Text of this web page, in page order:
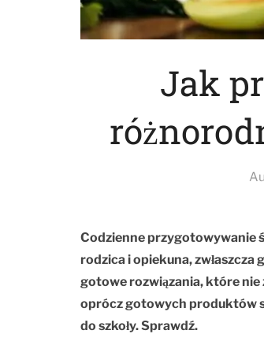
Jak
Codzienne przygotowywanie
rodzica i opiekuna, zwłaszcza
gotowe rozwiązania, które nie
oprócz gotowych produktów
do szkoły. Sprawdź.